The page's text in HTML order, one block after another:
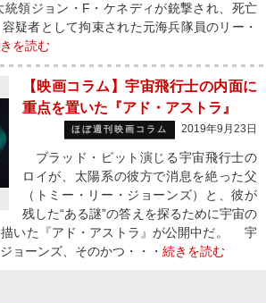
統領ジョン・F・ケネディが銃撃され、死亡
疑者として拘束された元海兵隊員のリー・
を読む
【映画コラム】宇宙飛行士の内面に
重点を置いた『アド・アストラ』
ほぼ週刊映画コラム 2019年9月23日
ブラッド・ピット演じる宇宙飛行士の
ロイが、太陽系の彼方で消息を絶った父
（トミー・リー・ジョーンズ）と、彼が
残した“ある謎”の答えを探るために宇宙の
描いた『アド・アストラ』が公開中だ。 宇
ョーンズ、そのかつ・・・ 続きを読む